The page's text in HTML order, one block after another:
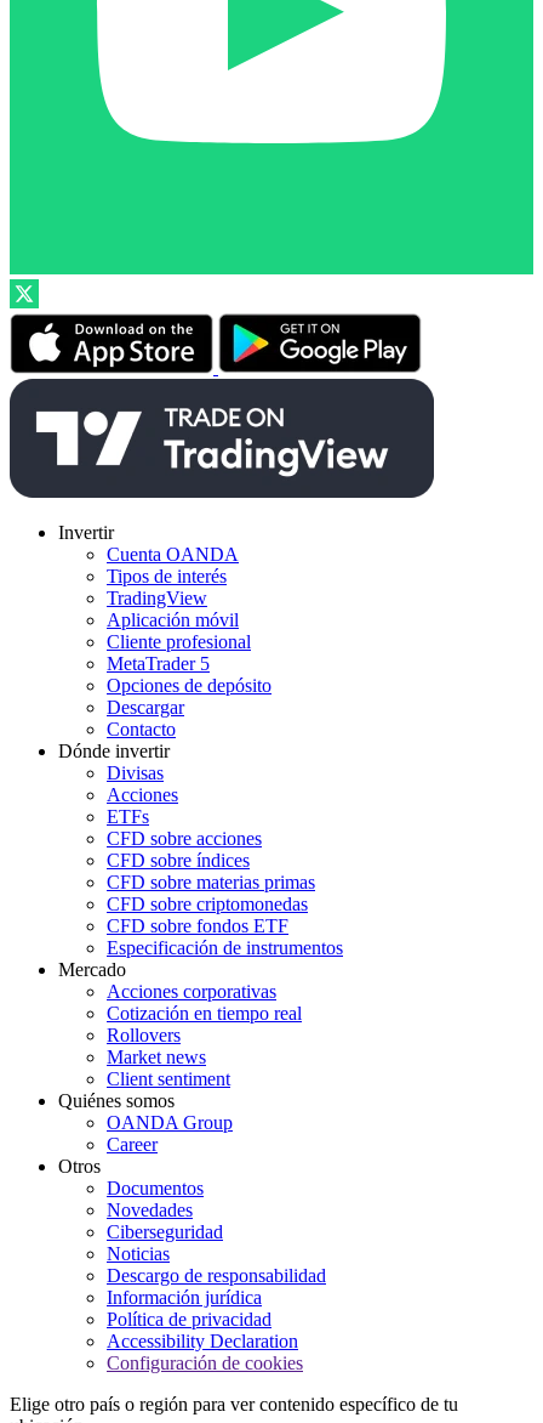
Invertir
Cuenta OANDA
Tipos de interés
TradingView
Aplicación móvil
Cliente profesional
MetaTrader 5
Opciones de depósito
Descargar
Contacto
Dónde invertir
Divisas
Acciones
ETFs
CFD sobre acciones
CFD sobre índices
CFD sobre materias primas
CFD sobre criptomonedas
CFD sobre fondos ETF
Especificación de instrumentos
Mercado
Acciones corporativas
Cotización en tiempo real
Rollovers
Market news
Client sentiment
Quiénes somos
OANDA Group
Career
Otros
Documentos
Novedades
Ciberseguridad
Noticias
Descargo de responsabilidad
Información jurídica
Política de privacidad
Accessibility Declaration
Configuración de cookies
Elige otro país o región para ver contenido específico de tu